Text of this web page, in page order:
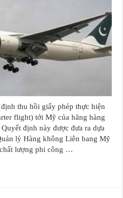
thu hồi giấy phép thực hiện
flight) tới Mỹ của hãng hàng
định này được đưa ra dựa
lý Hàng không Liên bang Mỹ
lượng phi công …